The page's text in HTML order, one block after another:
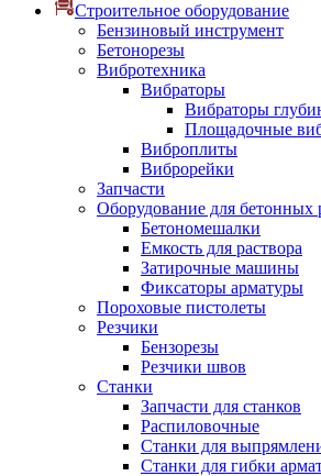
Строительное оборудование
Бензиновый инструмент
Бетонорезы
Вибротехника
Вибраторы
Вибраторы
Площадочные
Виброплиты
Виброрейки
Запчасти
Оборудование для бетонных
Бетономешалки
Емкость для раствора
Затирочные машины
Фиксаторы арматуры
Пороховые пистолеты
Резчики
Бензорезы
Резчики швов
Станки
Запчасти для станков
Распиловочные
Станки для
Станки для гибки